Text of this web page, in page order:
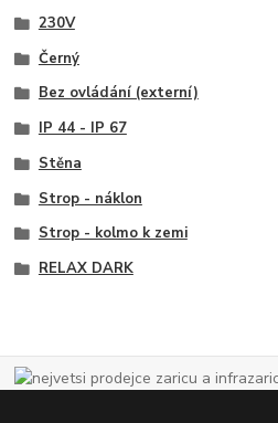
230V
Černý
Bez ovládání (externí)
IP 44 - IP 67
Stěna
Strop - náklon
Strop - kolmo k zemi
RELAX DARK